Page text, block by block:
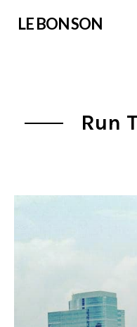
LE BON SON
Run